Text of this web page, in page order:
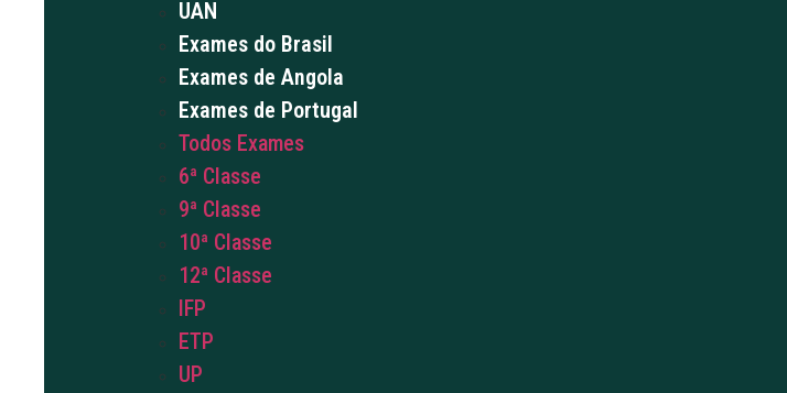
UAN
Exames do Brasil
Exames de Angola
Exames de Portugal
Todos Exames
6ª Classe
9ª Classe
10ª Classe
12ª Classe
IFP
ETP
UP